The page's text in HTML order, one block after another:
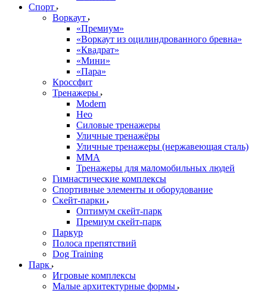
Спорт
Воркаут
«Премиум»
«Воркаут из оцилиндрованного бревна»
«Квадрат»
«Мини»
«Пара»
Кроссфит
Тренажеры
Modern
Нео
Силовые тренажеры
Уличные тренажёры
Уличные тренажеры (нержавеющая сталь)
ММА
Тренажеры для маломобильных людей
Гимнастические комплексы
Спортивные элементы и оборудование
Скейт-парки
Оптимум скейт-парк
Премиум скейт-парк
Паркур
Полоса препятствий
Dog Training
Парк
Игровые комплексы
Малые архитектурные формы